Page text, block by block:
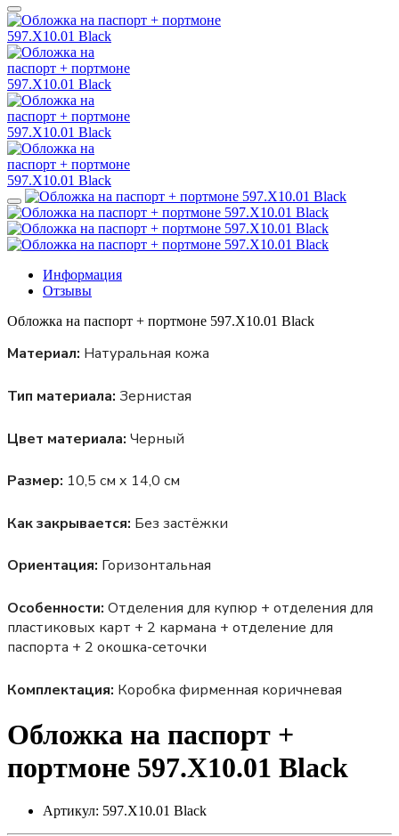
Информация
Отзывы
Обложка на паспорт + портмоне 597.X10.01 Black
Материал: Натуральная кожа
Тип материала: Зернистая
Цвет материала: Черный
Размер: 10,5 см х 14,0 см
Как закрывается: Без застёжки
Ориентация: Горизонтальная
Особенности: Отделения для купюр + отделения для
пластиковых карт + 2 кармана + отделение для
паспорта + 2 окошка-сеточки
Комплектация: Коробка фирменная коричневая
Обложка на паспорт +
портмоне 597.X10.01 Black
Артикул: 597.X10.01 Black